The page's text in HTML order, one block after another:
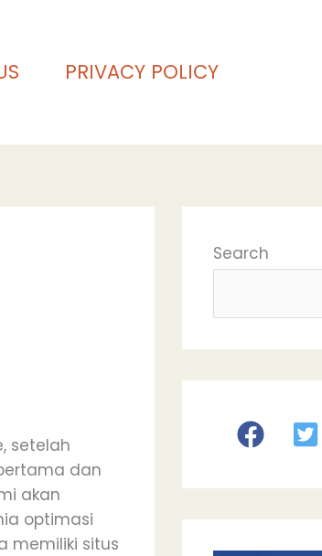
PRIVACY POLICY
setelah
dan
akan
optimasi
memiliki situs
Search